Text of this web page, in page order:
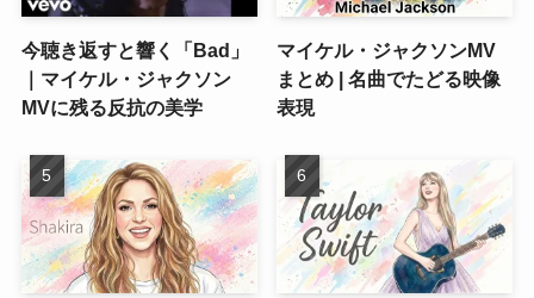
今聴き返すと響く「Bad」
｜マイケル・ジャクソン
MVに残る反抗の美学
マイケル・ジャクソンMV
まとめ | 名曲でたどる映像
表現